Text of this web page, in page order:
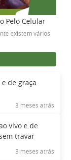
Pelo Celular
existem vários
e de graça
3 meses atrás
vivo e de
travar
3 meses atrás